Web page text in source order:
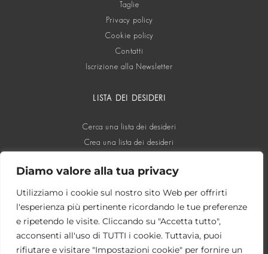
Diamo valore alla tua privacy
Utilizziamo i cookie sul nostro sito Web per offrirti
l'esperienza più pertinente ricordando le tue preferenze
e ripetendo le visite. Cliccando su "Accetta tutto",
acconsenti all'uso di TUTTI i cookie. Tuttavia, puoi
rifiutare e visitare "Impostazioni cookie" per fornire un
Taglie
Privacy policy
Cookie policy
Contatti
Iscrizione alla Newsletter
LISTA DEI DESIDERI
Cerca una lista dei desideri
Crea una lista dei desideri
SOCIAL